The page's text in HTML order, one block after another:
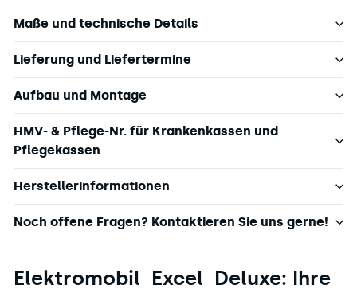
Maße und technische Details
Lieferung und Liefertermine
Aufbau und Montage
HMV- & Pflege-Nr. für Krankenkassen und
Pflegekassen
Herstellerinformationen
Noch offene Fragen? Kontaktieren Sie uns gerne!
Elektromobil Excel Deluxe: Ihre